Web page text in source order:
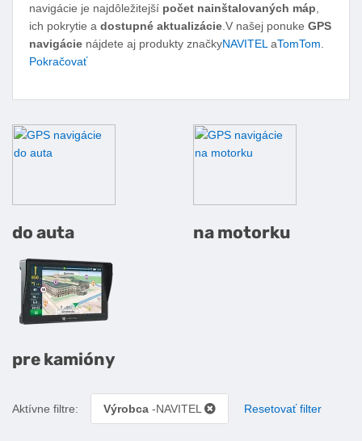
navigácie je najdôležitejší počet nainštalovaných máp
ich pokrytie a dostupné aktualizácie .V našej ponuke GPS
navigácie nájdete aj produkty značkyNAVITEL aTomTom
Pokračovať
Podkategórie GPS navigácie
do auta na motorku
pre kamióny
Aktívne filtre: Výrobca -NAVITEL Resetovať filter